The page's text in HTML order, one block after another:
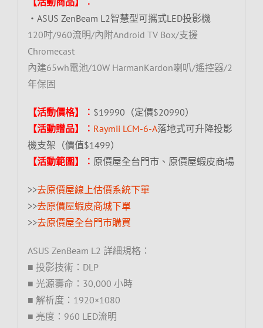
‧ASUS ZenBeam L2智慧型可攜式LED投影機
120吋/960流明/內附Android TV Box/支援
Chromecast
內建65wh電池/10W HarmanKardon喇叭/遙控器/2
年保固
【活動價格】︰ $19990（定價$20990）
【活動贈品】︰ Raymii LCM-6-A落地式可升降投影
機支架（價值$1499）
【活動範圍】︰ 原價屋全台門市、原價屋蝦皮商場
>>去原價屋線上估價系統下單
>>去原價屋蝦皮商城下單
>>去原價屋全台門市購買
ASUS ZenBeam L2 詳細規格：
■ 投影技術：DLP
■ 光源壽命：30,000 小時
■ 解析度：1920×1080
■ 亮度：960 LED流明